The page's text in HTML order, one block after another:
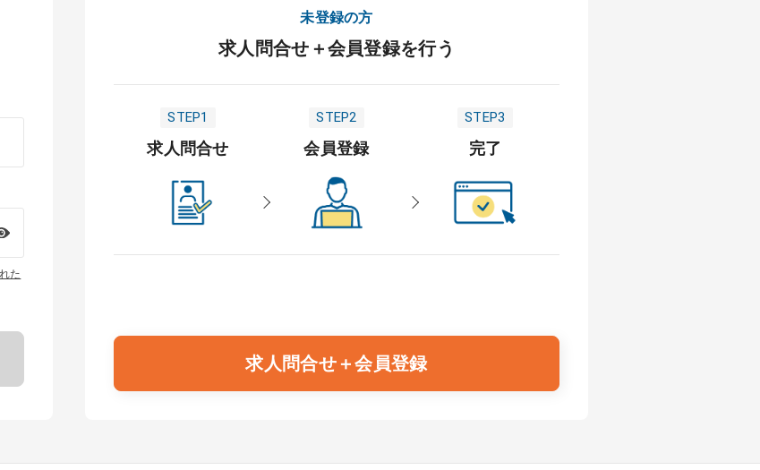
た
未登録の方
求人問合せ＋会員登録を行う
STEP1
求人問合せ
STEP2
会員登録
STEP3
完了
求人問合せ＋会員登録